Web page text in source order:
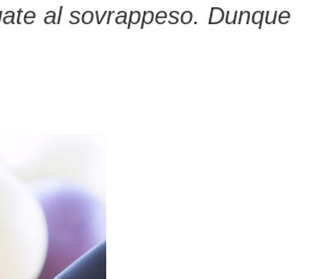
al sovrappeso. Dunque